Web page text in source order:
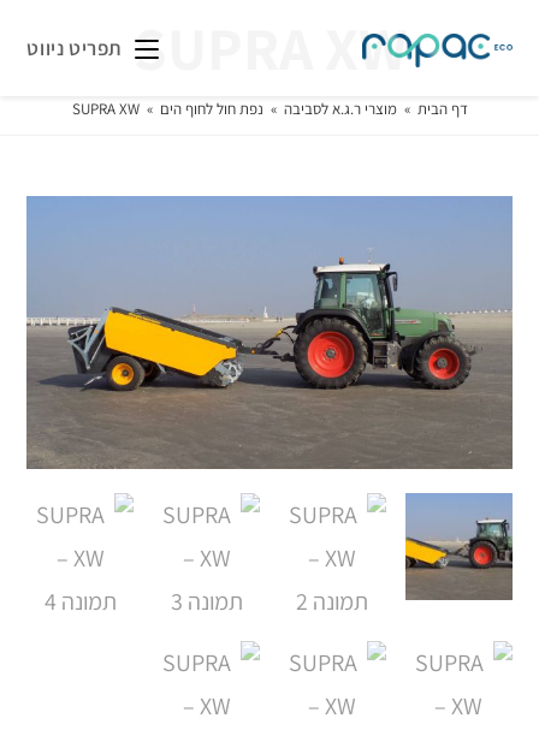
תפריט ניווט SUPRA XW
דף הבית » מוצרי ר.ג.א לסביבה » נפת חול לחוף הים »
SUPRA XW